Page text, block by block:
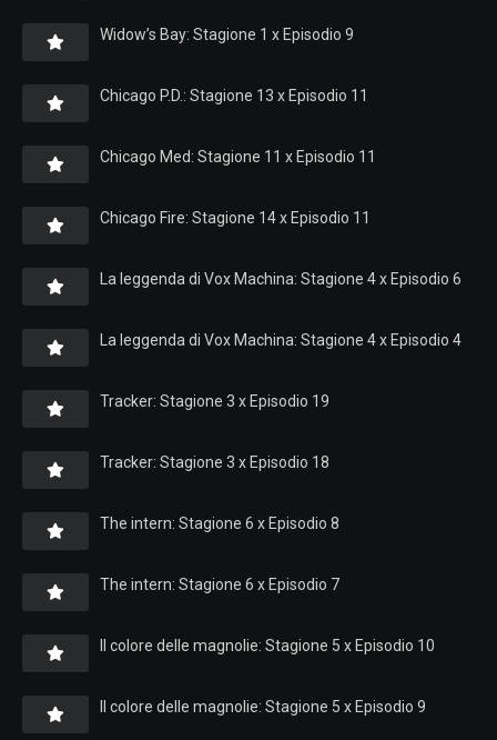
Widow’s Bay: Stagione 1 x Episodio 9
Chicago P.D.: Stagione 13 x Episodio 11
Chicago Med: Stagione 11 x Episodio 11
Chicago Fire: Stagione 14 x Episodio 11
La leggenda di Vox Machina: Stagione 4 x Episodio 6
La leggenda di Vox Machina: Stagione 4 x Episodio 4
Tracker: Stagione 3 x Episodio 19
Tracker: Stagione 3 x Episodio 18
The intern: Stagione 6 x Episodio 8
The intern: Stagione 6 x Episodio 7
Il colore delle magnolie: Stagione 5 x Episodio 10
Il colore delle magnolie: Stagione 5 x Episodio 9